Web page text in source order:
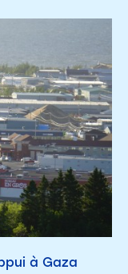
à Gaza